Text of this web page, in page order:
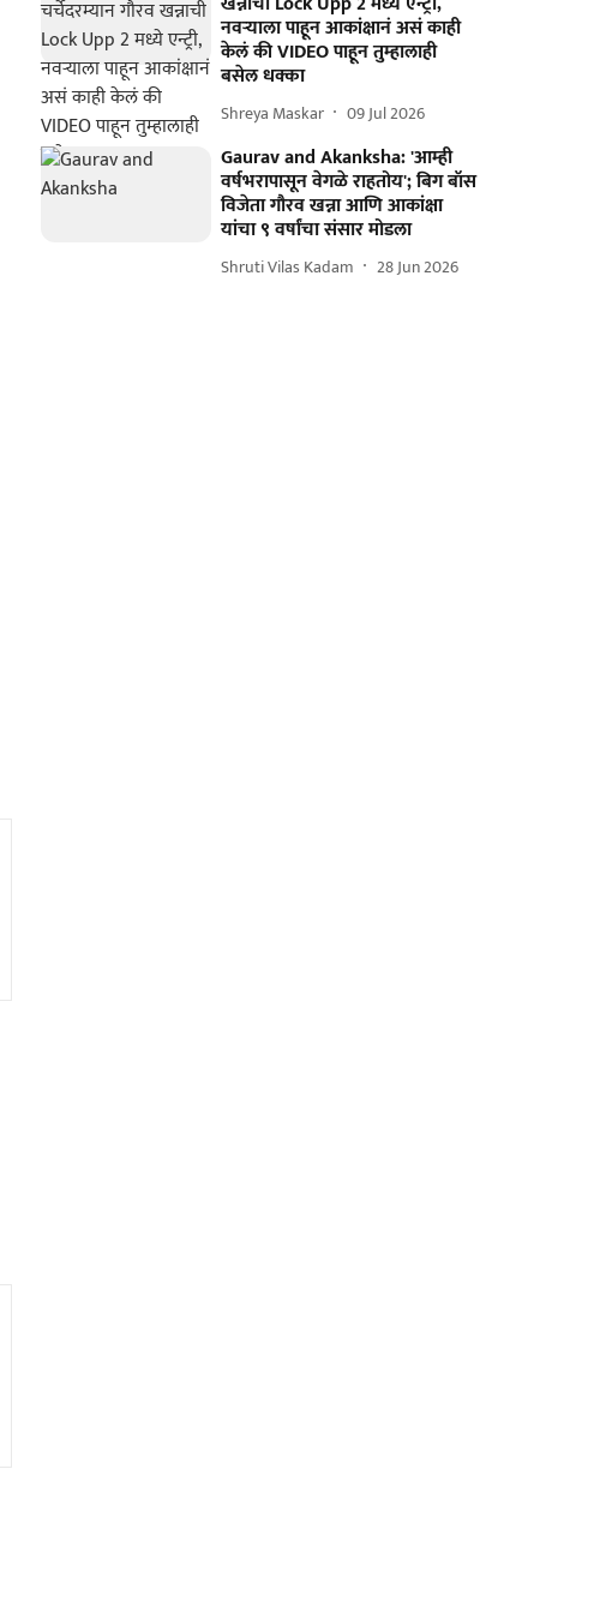
नवऱ्याला पाहून आकांक्षानं असं काही
केलं की VIDEO पाहून तुम्हालाही
बसेल धक्का
Shreya Maskar 09 Jul 2026
Gaurav and Akanksha: 'आम्ही
वर्षभरापासून वेगळे राहतोय'; बिग बॉस
विजेता गौरव खन्ना आणि आकांक्षा
यांचा ९ वर्षांचा संसार मोडला
Shruti Vilas Kadam 28 Jun 2026